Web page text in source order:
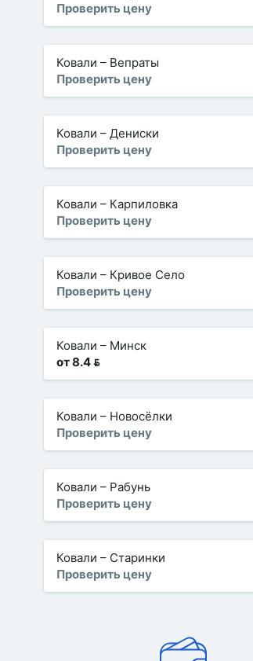
Проверить цену
Ковали – Вепраты
Проверить цену
Ковали – Дениски
Проверить цену
Ковали – Карпиловка
Проверить цену
Ковали – Кривое Село
Проверить цену
Ковали – Минск
от 8.4 
Ковали – Новосёлки
Проверить цену
Ковали – Рабунь
Проверить цену
Ковали – Старинки
Проверить цену